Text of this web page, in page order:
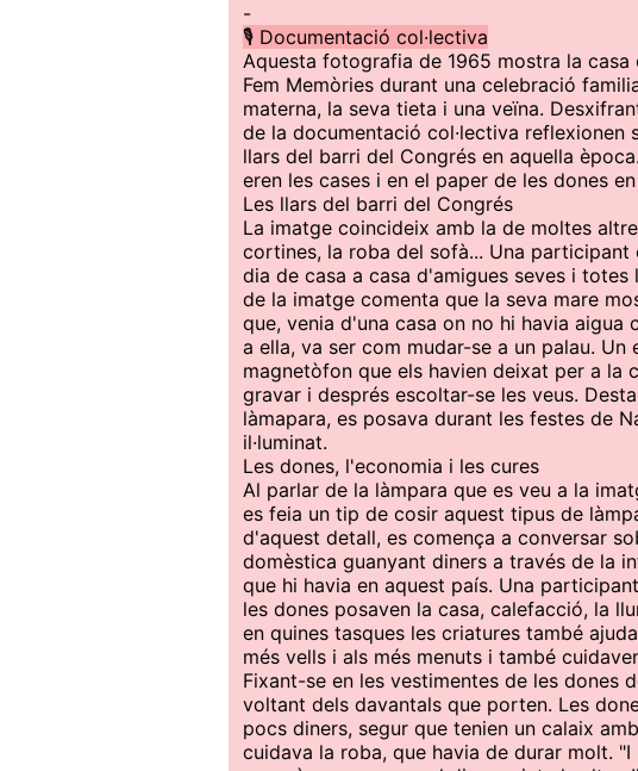
-
🎙️ Documentació col·lectiva
Aquesta fotografia de 1965 mostra la
Fem Memòries durant una celebració
materna, la seva tieta i una veïna.
de la documentació col·lectiva
llars del barri del Congrés en aquella
eren les cases i en el paper de les dones
Les llars del barri del Congrés
La imatge coincideix amb la de moltes
cortines, la roba del sofà... Una
dia de casa a casa d'amigues seves i
de la imatge comenta que la seva mare
que, venia d'una casa on no hi havia
a ella, va ser com mudar-se a un palau.
magnetòfon que els havien deixat per a la
gravar i després escoltar-se les veus.
làmapara, es posava durant les festes de
il·luminat.
Les dones, l'economia i les cures
Al parlar de la làmpara que es veu a la
es feia un tip de cosir aquest tipus de
d'aquest detall, es comença a conversar
domèstica guanyant diners a través de la
que hi havia en aquest país. Una
les dones posaven la casa, calefacció, la
en quines tasques les criatures també
més vells i als més menuts i també
Fixant-se en les vestimentes de les dones
voltant dels davantals que porten. Les
pocs diners, segur que tenien un calaix
cuidava la roba, que havia de durar molt.